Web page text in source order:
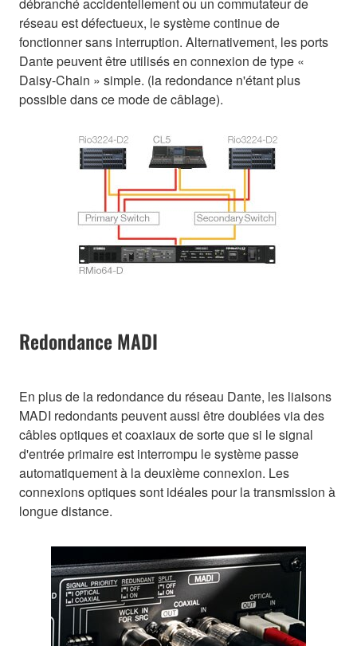
réseau est défectueux, le système continue de
fonctionner sans interruption. Alternativement, les ports
Dante peuvent être utilisés en connexion de type «
Daisy-Chain » simple. (la redondance n'étant plus
possible dans ce mode de câblage).
Redondance MADI
En plus de la redondance du réseau Dante, les liaisons
MADI redondants peuvent aussi être doublées via des
câbles optiques et coaxiaux de sorte que si le signal
d'entrée primaire est interrompu le système passe
automatiquement à la deuxième connexion. Les
connexions optiques sont idéales pour la transmission à
longue distance.